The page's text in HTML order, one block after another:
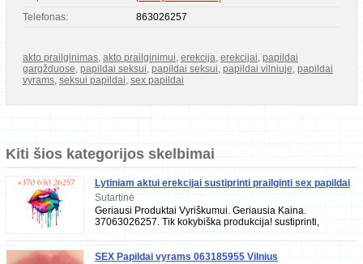
Telefonas:
863026257
akto prailginimas, akto prailginimui, erekcija, erekcijai, papildai
gargžduose, papildai seksui, papildai seksui, papildai vilniuje, papildai
vyrams, seksui papildai, sex papildai
Kiti šios kategorijos skelbimai
Lytiniam aktui erekcijai sustiprinti prailginti sex papildai
Sutartinė
Geriausi Produktai Vyriškumui. Geriausia Kaina.
37063026257. Tik kokybiška produkcija! sustiprinti,
prailginti 2in1 Taikomos nuolaidos! Platus
SEX Papildai vyrams 063185955 Vilnius